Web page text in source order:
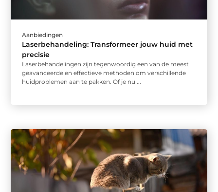
Aanbiedingen
Laserbehandeling: Transformeer jouw huid met
precisie
Laserbehandelingen zijn tegenwoordig een van de meest
geavanceerde en effectieve methoden om verschillende
huidproblemen aan te pakken. Of je nu ...